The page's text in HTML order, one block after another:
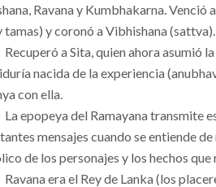
Ravana y Kumbhakarna. Venció
tamas) y coronó a Vibhishana (sattva).
Recuperó a Sita, quien ahora asumió
nacida de la experiencia
con ella.
La epopeya del Ramayana transmite
mensajes cuando se entiende
de los personajes y los hechos que
Ravana era el Rey de Lanka (los